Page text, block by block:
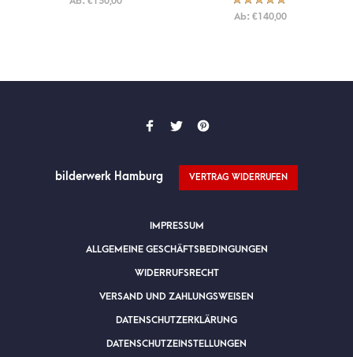
Bewertet mit
5.00von
Ab: €140,00
bilderwerk Hamburg VERTRAG WIDERRUFEN
IMPRESSUM
ALLGEMEINE GESCHÄFTSBEDINGUNGEN
WIDERRUFSRECHT
VERSAND UND ZAHLUNGSWEISEN
DATENSCHUTZERKLÄRUNG
DATENSCHUTZEINSTELLUNGEN